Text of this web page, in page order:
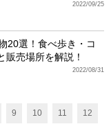
2022/09/25
20選！食べ歩き・コ
販売場所を解説！
2022/08/31
9 10 11 12